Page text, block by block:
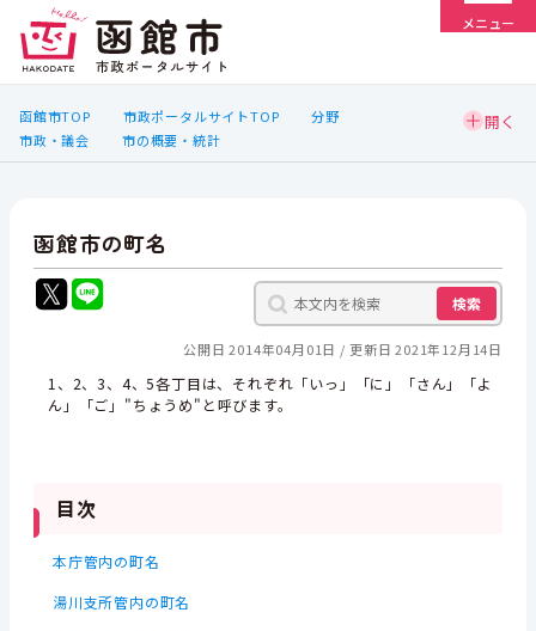
メニュー
函館市TOP 市政ポータルサイトTOP
分野
市政・議会
市の概要・統計
函館市の町名
検索
公開日 2014年04月01日 更新日 2021年12月14日
1、2、3、4、5各丁目は、それぞれ「いっ」「に」「さん」「よ
ん」「ご」"ちょうめ"と呼びます。
目次
本庁管内の町名
湯川支所管内の町名